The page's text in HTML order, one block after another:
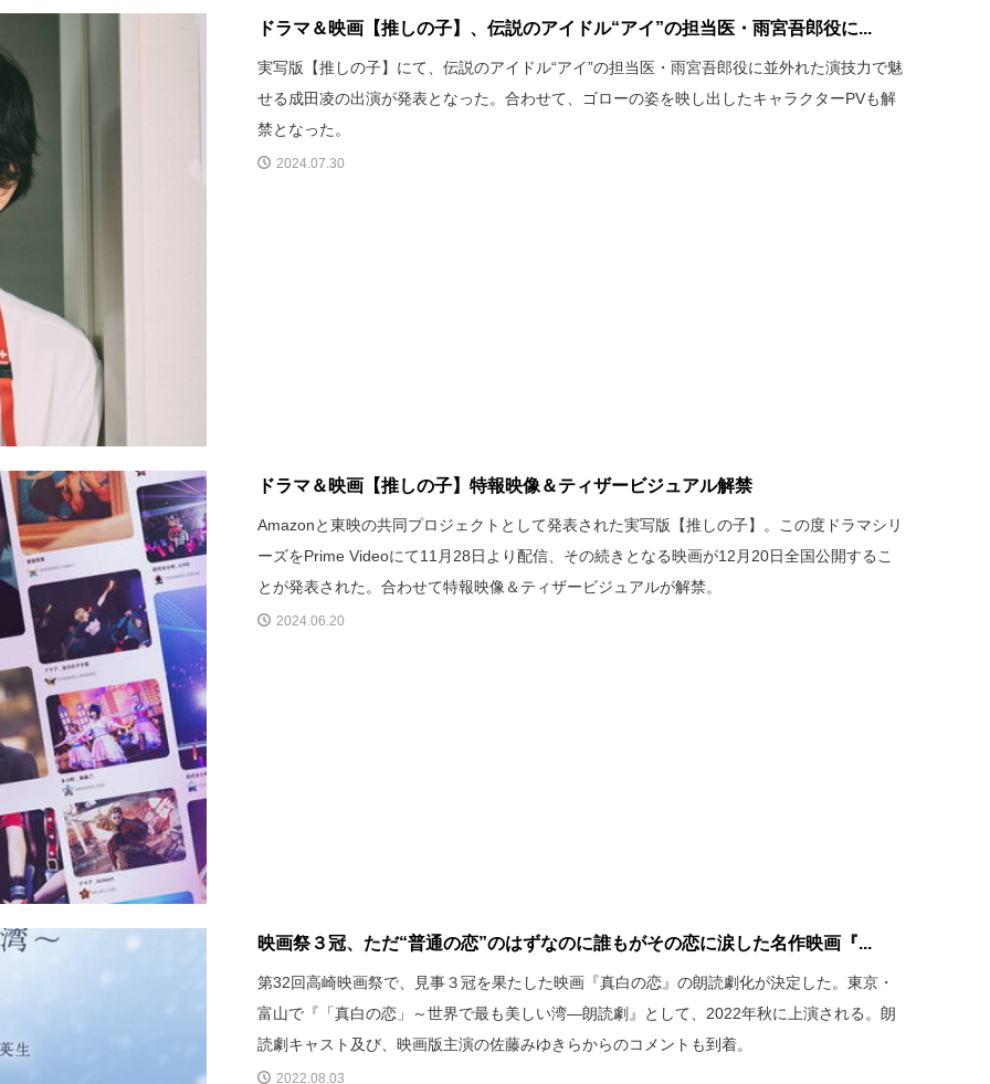
ドラマ＆映画【推しの子】、伝説のアイドル“アイ”の担当医・雨宮吾郎役に...
実写版【推しの子】にて、伝説のアイドル“アイ”の担当医・雨宮吾郎役に並外れた演技力で魅
せる成田凌の出演が発表となった。合わせて、ゴローの姿を映し出したキャラクターPVも解
禁となった。
2024.07.30
ドラマ＆映画【推しの子】特報映像＆ティザービジュアル解禁
Amazonと東映の共同プロジェクトとして発表された実写版【推しの子】。この度ドラマシリ
ーズをPrime Videoにて11月28日より配信、その続きとなる映画が12月20日全国公開するこ
とが発表された。合わせて特報映像＆ティザービジュアルが解禁。
2024.06.20
映画祭３冠、ただ“普通の恋”のはずなのに誰もがその恋に涙した名作映画『...
第32回高崎映画祭で、見事３冠を果たした映画『真白の恋』の朗読劇化が決定した。東京・
富山で『「真白の恋」～世界で最も美しい湾―朗読劇』として、2022年秋に上演される。朗
読劇キャスト及び、映画版主演の佐藤みゆきらからのコメントも到着。
2022.08.03